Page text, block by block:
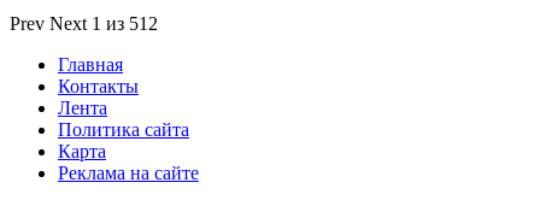
Prev Next 1 из 512
Главная
Контакты
Лента
Политика сайта
Карта
Реклама на сайте